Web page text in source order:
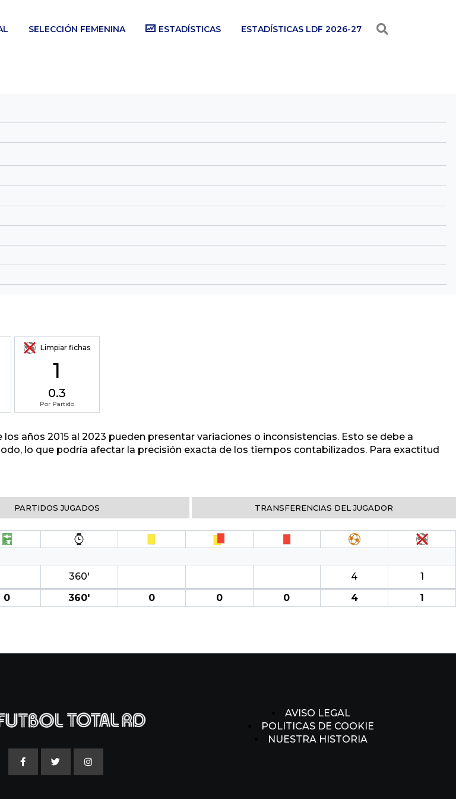
SELECCIÓN FEMENINA ESTADÍSTICAS ESTADÍSTICAS LDF 2026-27
Limpiar fichas
1
0.3
Por Partido
años 2015 al 2023 pueden presentar variaciones o inconsistencias. Esto se debe a
lo que podría afectar la precisión exacta de los tiempos contabilizados. Para exactitud
PARTIDOS JUGADOS TRANSFERENCIAS DEL JUGADOR
360′ 4
1
0 360′ 0 0 0 4 1
AVISO LEGAL
POLITICAS DE COOKIE
NUESTRA HISTORIA